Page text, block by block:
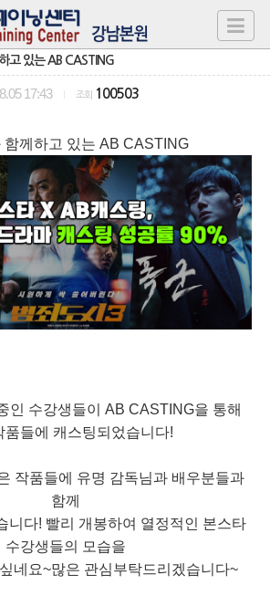
고 있는 AB CASTING
17:43 조회 100503
함께하고 있는 AB CASTING
인 수강생들이 AB CASTING을 통해
품들에 캐스팅되었습니다!
작품들에 유명 감독님과 배우분들과
함께
니다! 빨리 개봉하여 열정적인 본스타
수강생들의 모습을
네요~많은 관심부탁드리겠습니다~